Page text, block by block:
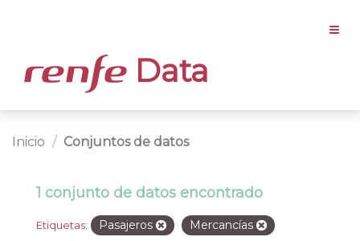
Data
Inicio Conjuntos de datos
1 conjunto de datos encontrado
Etiquetas: Pasajeros Mercancías